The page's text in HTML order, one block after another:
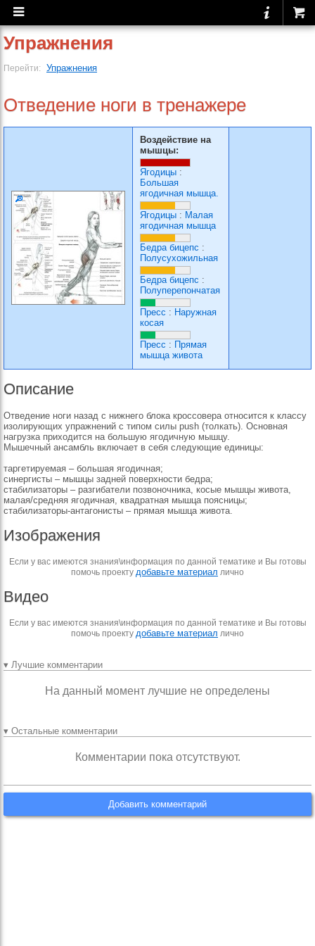
Упражнения
Перейти: Упражнения
Отведение ноги в тренажере
Воздействие на
мышцы:
Ягодицы :
Большая
ягодичная мышца.
Ягодицы : Малая
ягодичная мышца
Бедра бицепс :
Полусухожильная
Бедра бицепс :
Полуперепончатая
Пресс : Наружная
косая
Пресс : Прямая
мышца живота
Описание
Отведение ноги назад с нижнего блока кроссовера относится к классу
изолирующих упражнений с типом силы push (толкать). Основная
нагрузка приходится на большую ягодичную мышцу.
Мышечный ансамбль включает в себя следующие единицы:
таргетируемая – большая ягодичная;
синергисты – мышцы задней поверхности бедра;
стабилизаторы – разгибатели позвоночника, косые мышцы живота,
малая/средняя ягодичная, квадратная мышца поясницы;
стабилизаторы-антагонисты – прямая мышца живота.
Изображения
Если у вас имеются знания\информация по данной тематике и Вы готовы
помочь проекту добавьте материал лично
Видео
Если у вас имеются знания\информация по данной тематике и Вы готовы
помочь проекту добавьте материал лично
▾ Лучшие комментарии
На данный момент лучшие не определены
▾ Остальные комментарии
Комментарии пока отсутствуют.
Добавить комментарий